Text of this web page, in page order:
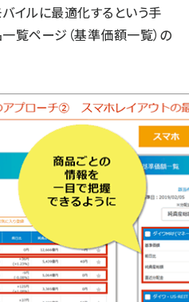
イルに最適化するという手
覧ページ（基準価額一覧）の